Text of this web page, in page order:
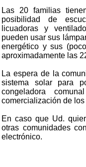
Las 20 familias
posibilidad de
licuadoras y
pueden usar sus
energético y sus
aproximadamente las
La espera de la
sistema solar para
congeladora
comercialización de los
En caso que Ud.
otras comunidades
electrónico.